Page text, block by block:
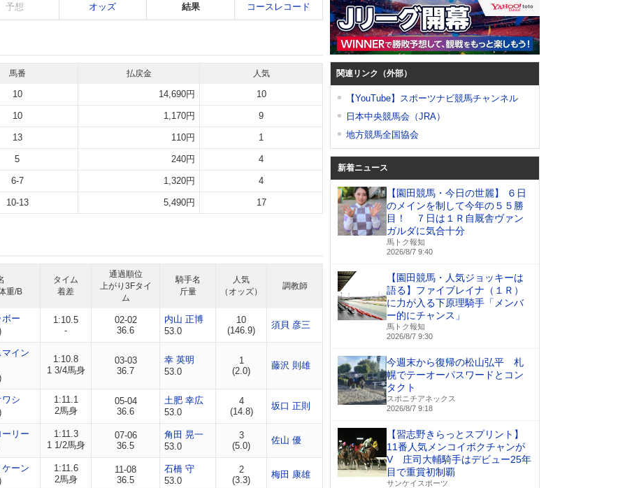
予想 オッズ 結果 コースレコード
馬番 払戻金 人気
10 14,690円 10
10 1,170円 9
13 110円 1
5 240円 4
6-7 1,320円 4
10-13 5,490円 17
重/B
タイム
着差
通過順位
上がり3Fタイ
ム
騎手名
斤量
人気
（オッズ）
調教師
ー
1:10.5
-
02-02
36.6
内山 正博
53.0
10
(146.9)
須貝 彦三
イン
1:10.8
1 3/4馬身
03-03
36.7
幸 英明
53.0
1
(2.0)
藤沢 則雄
シ
1:11.1
2馬身
05-04
36.6
土肥 幸広
53.0
4
(14.8)
坂口 正則
リー
1:11.3
1 1/2馬身
07-06
36.5
角田 晃一
53.0
3
(5.0)
佐山 優
ーン
1:11.6
2馬身
11-08
36.5
石橋 守
53.0
2
(3.3)
梅田 康雄
関連リンク（外部）
【YouTube】スポーツナビ競馬チャンネル
日本中央競馬会（JRA）
地方競馬全国協会
新着ニュース
【園田競馬・今日の世麗】 ６日
のメインを制して今年の５５勝
目！ ７日は１Ｒ自厩舎ヴァン
ガルダに気合十分
馬トク報知
2026/8/7 9:40
【園田競馬・人気ジョッキーは
語る】ファイブレイナ（１Ｒ）
に力が入る下原理騎手「メンバ
ー的にチャンス」
馬トク報知
2026/8/7 9:30
今週末から復帰の松山弘平 札
幌でテーオーパスワードとコン
タクト
スポニチアネックス
2026/8/7 9:18
【習志野きらっとスプリント】
11番人気メンコイボクチャンが
V 庄司大輔騎手はデビュー25年
目で重賞初制覇
サンケイスポーツ